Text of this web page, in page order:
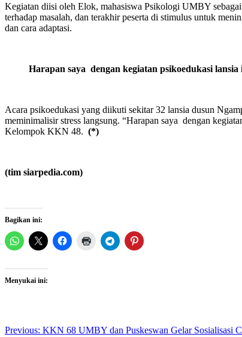
Kegiatan diisi oleh Elok, mahasiswa Psikologi UMBY
terhadap masalah, dan terakhir peserta di stimulus untuk
dan cara adaptasi.
Harapan saya dengan kegiatan psikoedukasi
Acara psikoedukasi yang diikuti sekitar 32 lansia dusun
meminimalisir stress langsung. “Harapan saya dengan
Kelompok KKN 48. (*)
(tim siarpedia.com)
Bagikan ini:
Menyukai ini:
Post
Previous: KKN 68 UMBY dan Puskeswan Gelar Sosialisasi